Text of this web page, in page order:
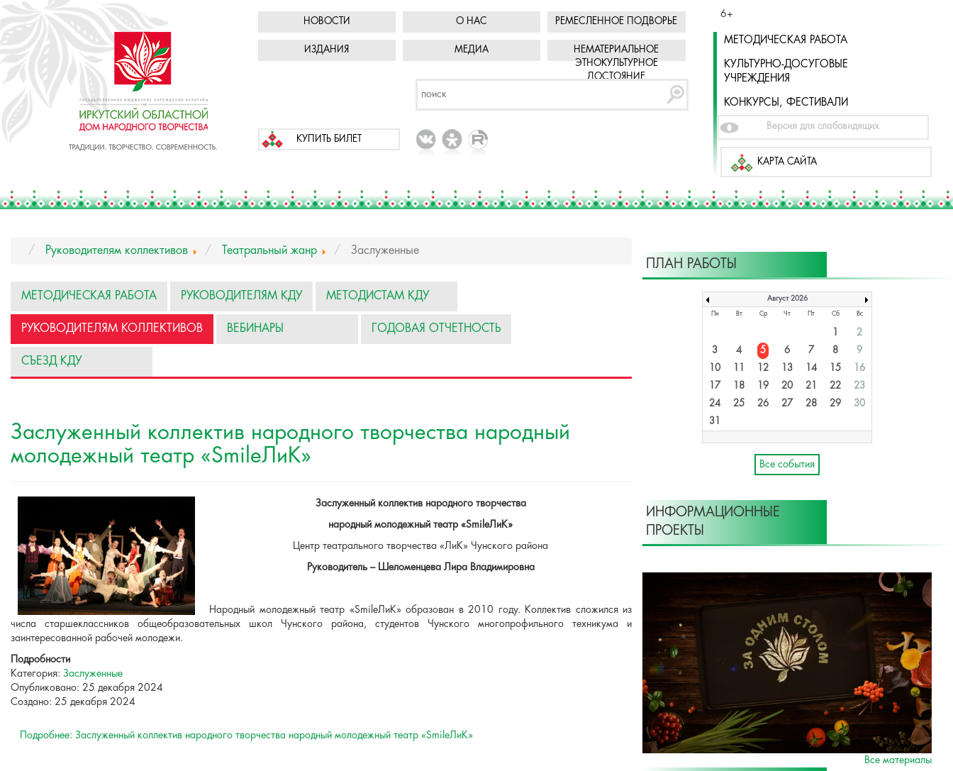
НОВОСТИ О НАС РЕМЕСЛЕННОЕ ПОДВОРЬЕ
ИЗДАНИЯ МЕДИА
НЕМАТЕРИАЛЬНОЕ
ЭТНОКУЛЬТУРНОЕ
ДОСТОЯНИЕ
КУПИТЬ БИЛЕТ
6+
МЕТОДИЧЕСКАЯ РАБОТА
КУЛЬТУРНО-ДОСУГОВЫЕ
УЧРЕЖДЕНИЯ
КОНКУРСЫ, ФЕСТИВАЛИ
Версия для слабовидящих
КАРТА САЙТА
Руководителям коллективов Театральный жанр Заслуженные
МЕТОДИЧЕСКАЯ РАБОТА РУКОВОДИТЕЛЯМ КДУ МЕТОДИСТАМ КДУ
РУКОВОДИТЕЛЯМ КОЛЛЕКТИВОВ ВЕБИНАРЫ ГОДОВАЯ ОТЧЕТНОСТЬ
СЪЕЗД КДУ
Заслуженный коллектив народного творчества народный
молодежный театр «SmileЛиК»
Заслуженный коллектив народного творчества
народный молодежный театр «SmileЛиК»
Центр театрального творчества «ЛиК» Чунского района
Руководитель – Шеломенцева Лира Владимировна
Народный молодежный театр «SmileЛиК» образован в 2010 году. Коллектив сложился из
числа старшеклассников общеобразовательных школ Чунского района, студентов Чунского многопрофильного техникума и
заинтересованной рабочей молодежи.
Подробности
Категория: Заслуженные
Опубликовано: 25 декабря 2024
Создано: 25 декабря 2024
Подробнее: Заслуженный коллектив народного творчества народный молодежный театр «SmileЛиК»
ПЛАН РАБОТЫ
Август 2026
Пн Вт Ср Чт Пт Сб Вс
1
2
3
4 5 6 7 8
9
10
11 12 13 14 15
16
17
18 19 20 21 22
23
24
25 26 27 28 29
30
31
Все события
ИНФОРМАЦИОННЫЕ
ПРОЕКТЫ
Все материалы